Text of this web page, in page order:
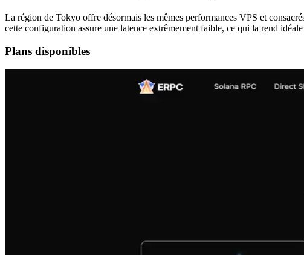
La région de Tokyo offre désormais les mêmes performances VPS et
cette configuration assure une latence extrêmement faible, ce qui la rend
Plans disponibles